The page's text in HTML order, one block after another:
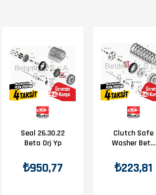
Seal 26.30.22
Beta Orj Yp
₺950,77
Clutch Safe
Washer Beta
₺223,81